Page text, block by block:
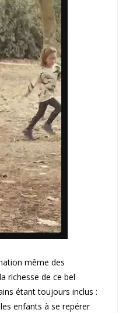
même des
richesse de ce bel
étant toujours inclus :
enfants à se repérer